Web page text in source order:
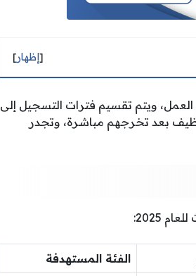
[إظهار]
العمل، ويتم تقسيم فترات التسجيل إلى
بعد تخرجهم مباشرة، وتجدر
2025:
الفئة المستهدفة